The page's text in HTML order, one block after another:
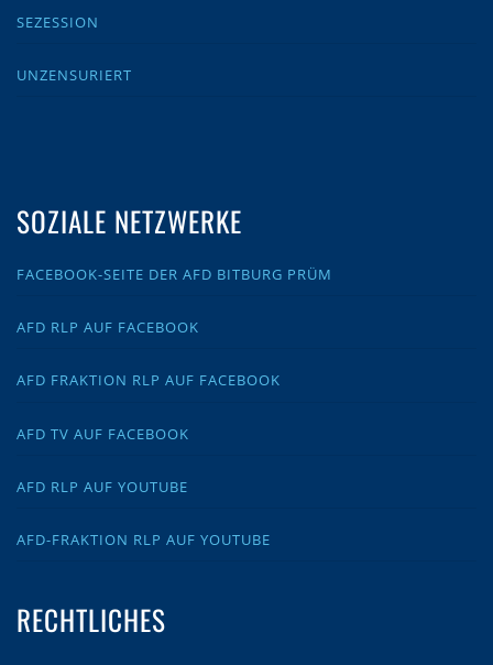
SEZESSION
UNZENSURIERT
SOZIALE NETZWERKE
FACEBOOK-SEITE DER AFD BITBURG PRÜM
AFD RLP AUF FACEBOOK
AFD FRAKTION RLP AUF FACEBOOK
AFD TV AUF FACEBOOK
AFD RLP AUF YOUTUBE
AFD-FRAKTION RLP AUF YOUTUBE
RECHTLICHES